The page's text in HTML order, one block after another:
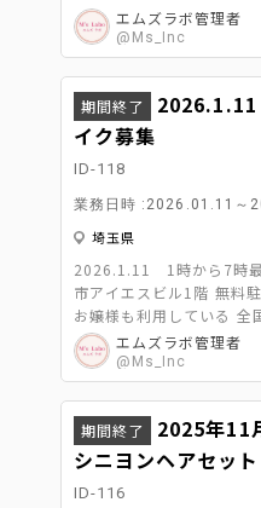
ョバンニ44フェス 2026
14日（火） 時間帯：午
イベント特設サイト：
budoukan-2026.studio.site/ ■ 業
応内容：ブロー・アイロ
メイク 対応料金：1名あ
込） ※希望内容・人数・
想定スケジュール・人数
人数の目安：3名~11名 ギ
について（任意）
PLEASURE PLEASURE
との事前打ち合わせ・予
https://
2025?
gzOgeaIvZs-
Oo03xkg 日時：2025年11月25日（火）
18:30〜21:30 場所：
エムズラボ管理者
@Ms_Inc
期間終了
イク募集
ID-118
業務日時 :2026.01.11～
埼玉県
2026.1.11 1時から7時最終受付
市アイエスビル1階 無料駐車場有
お嬢様も利用している 全
穴ケアチケットもプレゼ
たらご一緒にいかがですか
エムズラボ管理者
@Ms_Inc
期間終了
シニヨンヘアセット
ID-116